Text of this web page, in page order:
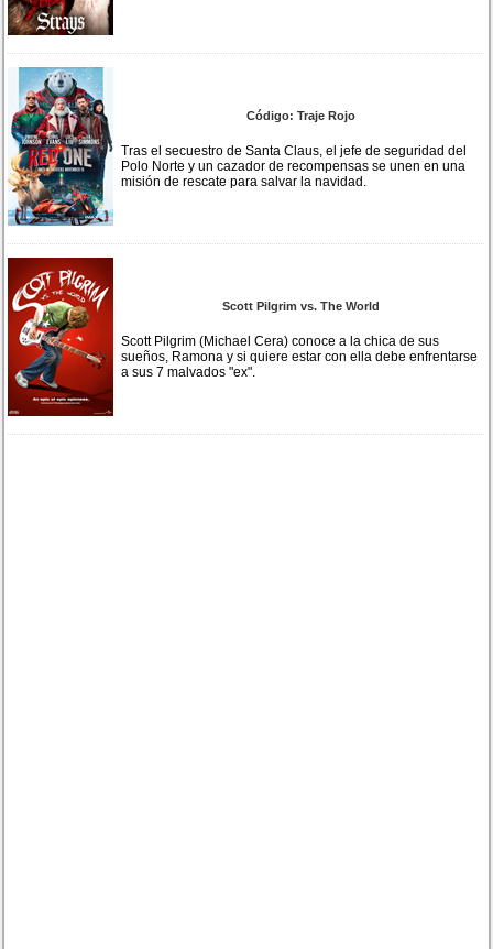
Código: Traje Rojo
Tras el secuestro de Santa Claus, el jefe de seguridad del
Polo Norte y un cazador de recompensas se unen en una
misión de rescate para salvar la navidad.
Scott Pilgrim vs. The World
Scott Pilgrim (Michael Cera) conoce a la chica de sus
sueños, Ramona y si quiere estar con ella debe enfrentarse
a sus 7 malvados "ex".